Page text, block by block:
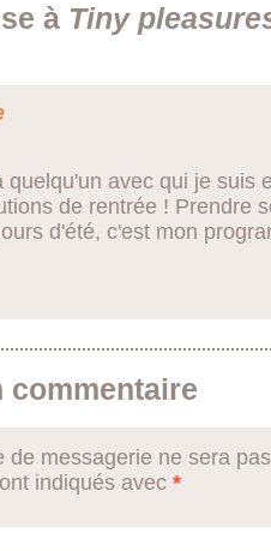
à Tiny
quelqu'un avec qui je suis
de rentrée ! Prendre
d'été, c'est mon
commentaire
de messagerie ne sera
indiqués avec *